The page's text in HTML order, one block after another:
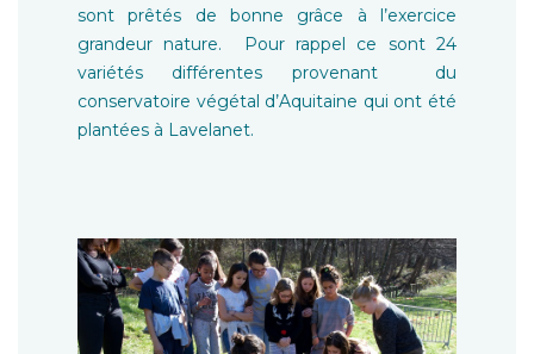
sont prêtés de bonne grâce à l’exercice
grandeur nature. Pour rappel ce sont 24
variétés différentes provenant du
conservatoire végétal d’Aquitaine qui ont été
plantées à Lavelanet.